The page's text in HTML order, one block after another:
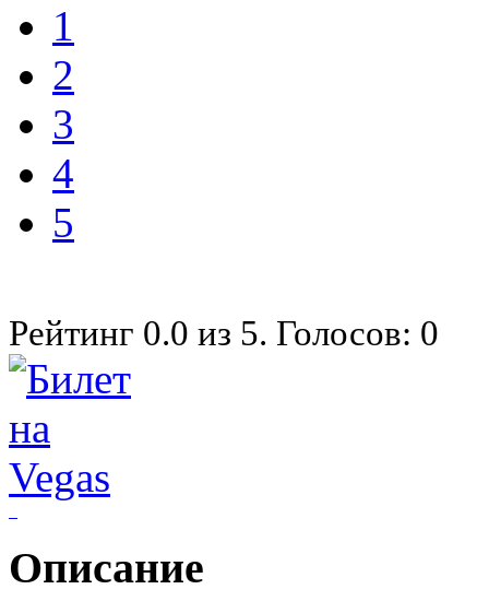
1
2
3
4
5
Рейтинг 0.0 из 5. Голосов: 0
Описание